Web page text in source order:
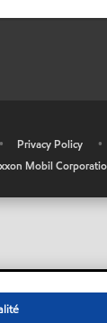
• Privacy Policy •
Mobil